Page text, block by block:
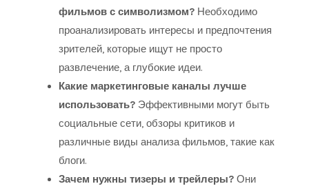
фильмов с символизмом? Необходимо
проанализировать интересы и предпочтения
зрителей, которые ищут не просто
развлечение, а глубокие идеи.
Какие маркетинговые каналы лучше
использовать? Эффективными могут быть
социальные сети, обзоры критиков и
различные виды анализа фильмов, такие как
блоги.
Зачем нужны тизеры и трейлеры? Они